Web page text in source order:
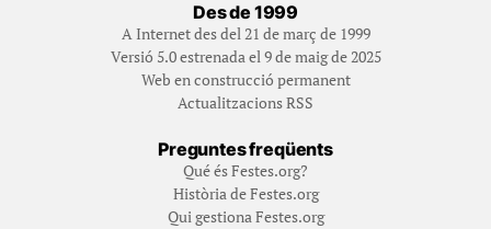
Des de 1999
A Internet des del 21 de març de 1999
Versió 5.0 estrenada el 9 de maig de 2025
Web en construcció permanent
Actualitzacions RSS
Preguntes freqüents
Qué és Festes.org?
Història de Festes.org
Qui gestiona Festes.org